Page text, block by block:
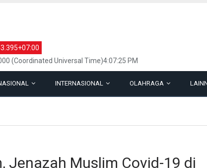
(Coordinated Universal Time)4:07:25 PM
INTERNASIONAL OLAHRAGA
Jenazah Muslim Covid-19 di